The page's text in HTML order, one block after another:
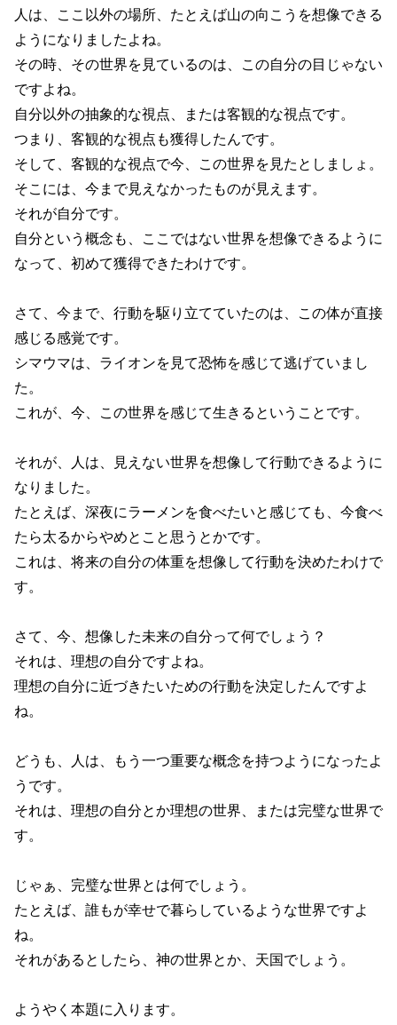
人は、ここ以外の場所、たとえば山の向こうを想像できる
ようになりましたよね。
その時、その世界を見ているのは、この自分の目じゃない
ですよね。
自分以外の抽象的な視点、または客観的な視点です。
つまり、客観的な視点も獲得したんです。
そして、客観的な視点で今、この世界を見たとしましょ。
そこには、今まで見えなかったものが見えます。
それが自分です。
自分という概念も、ここではない世界を想像できるように
なって、初めて獲得できたわけです。
さて、今まで、行動を駆り立てていたのは、この体が直接
感じる感覚です。
シマウマは、ライオンを見て恐怖を感じて逃げていまし
た。
これが、今、この世界を感じて生きるということです。
それが、人は、見えない世界を想像して行動できるように
なりました。
たとえば、深夜にラーメンを食べたいと感じても、今食べ
たら太るからやめとこと思うとかです。
これは、将来の自分の体重を想像して行動を決めたわけで
す。
さて、今、想像した未来の自分って何でしょう？
それは、理想の自分ですよね。
理想の自分に近づきたいための行動を決定したんですよ
ね。
どうも、人は、もう一つ重要な概念を持つようになったよ
うです。
それは、理想の自分とか理想の世界、または完璧な世界で
す。
じゃぁ、完璧な世界とは何でしょう。
たとえば、誰もが幸せで暮らしているような世界ですよ
ね。
それがあるとしたら、神の世界とか、天国でしょう。
ようやく本題に入ります。